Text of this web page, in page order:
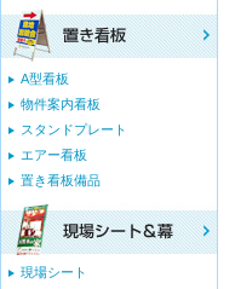
A型看板
物件案内看板
スタンドプレート
エアー看板
置き看板備品
現場シート